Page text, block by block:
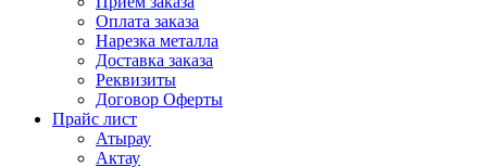
Оплата заказа
Нарезка металла
Доставка заказа
Реквизиты
Договор Оферты
Прайс лист
Атырау
Актау